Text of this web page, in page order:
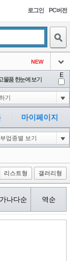
로그인 PC버전
NEW
아이콘
아이콘
아이콘
1
아이콘
1
물품 한눈에 보기
E
마이페이지
리스트형 갤러리형
가나다순 역순